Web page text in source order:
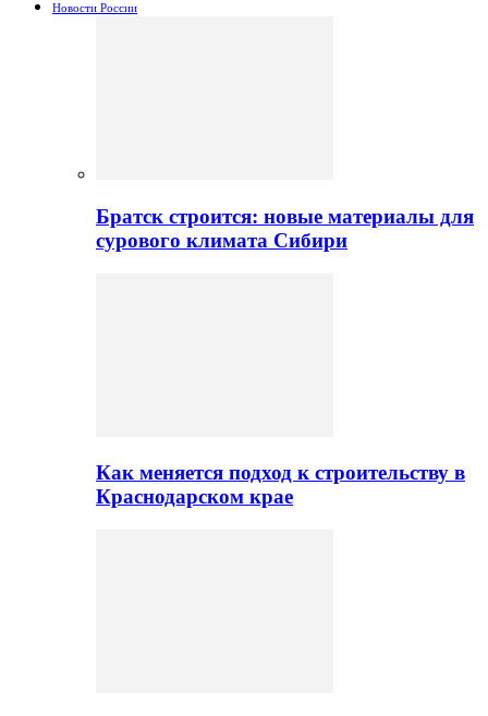
Новости России
Братск строится: новые материалы для
сурового климата Сибири
Как меняется подход к строительству в
Краснодарском крае